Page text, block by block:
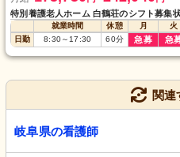
特別養護老人ホーム 白鶴荘のシフト募集
就業時間 休憩 月 火
日勤
8:30～17:30 60分 急募 急
関連
岐阜県の看護師